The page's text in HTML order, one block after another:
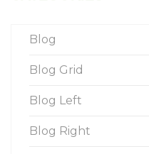
Blog
Blog Grid
Blog Left
Blog Right